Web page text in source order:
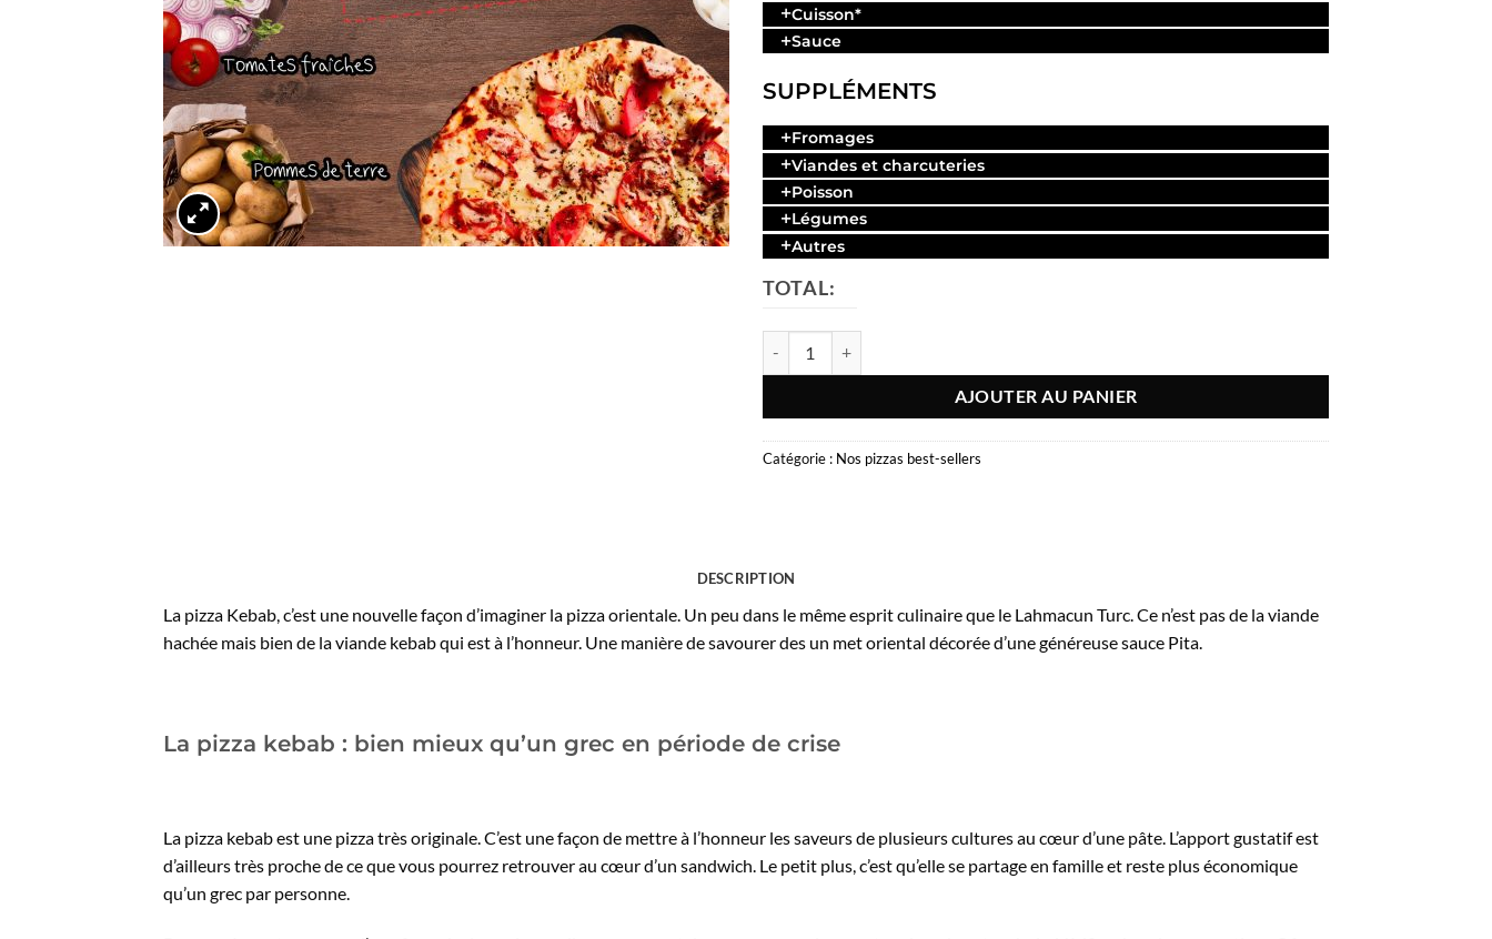
Cuisson*
Sauce
SUPPLÉMENTS
Fromages
Viandes et charcuteries
Poisson
Légumes
Autres
TOTAL:
AJOUTER AU PANIER
Catégorie : Nos pizzas best-sellers
DESCRIPTION
La pizza Kebab, c’est une nouvelle façon d’imaginer la pizza orientale. Un peu dans le même esprit culinaire que le Lahmacun Turc. Ce n’est pas de la viande
hachée mais bien de la viande kebab qui est à l’honneur. Une manière de savourer des un met oriental décorée d’une généreuse sauce Pita.
La pizza kebab : bien mieux qu’un grec en période de crise
La pizza kebab est une pizza très originale. C’est une façon de mettre à l’honneur les saveurs de plusieurs cultures au cœur d’une pâte. L’apport gustatif est
d’ailleurs très proche de ce que vous pourrez retrouver au cœur d’un sandwich. Le petit plus, c’est qu’elle se partage en famille et reste plus économique
qu’un grec par personne.